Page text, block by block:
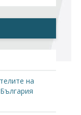
на